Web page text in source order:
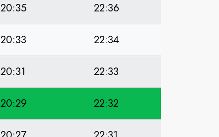
20:35 22:36
20:33 22:34
20:31 22:33
20:29 22:32